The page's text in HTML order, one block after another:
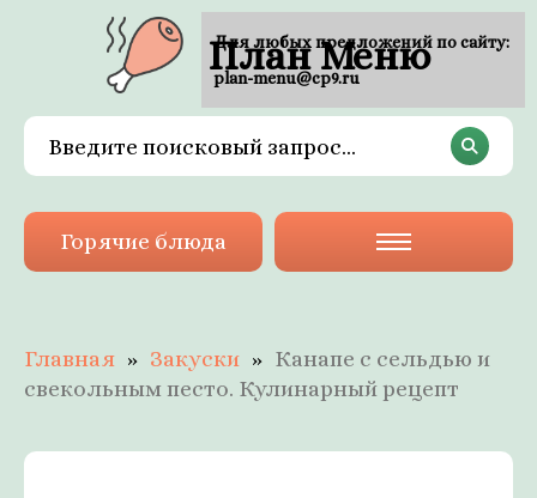
План Меню
Горячие блюда
Главная Закуски
Канапе с сельдью и
свекольным песто. Кулинарный рецепт
Для любых предложений по сайту:
plan-menu@cp9.ru